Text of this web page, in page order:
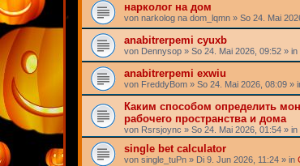
нарколог на дом
von narkolog na dom_lqmn » So 24. Mai
anabitrerpemi cyuxb
von Dennysop » So 24. Mai 2026, 09:52 » in
anabitrerpemi exwiu
von FreddyBom » So 24. Mai 2026, 08:09 »
Каким способом определить
рабочего пространства и дома
von Rsrsjoync » So 24. Mai 2026, 01:54 » in
single bet calculator
von single_tuPn » Di 9. Jun 2026, 11:24 » in